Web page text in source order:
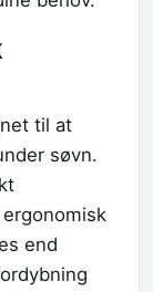
til at
søvn.
end